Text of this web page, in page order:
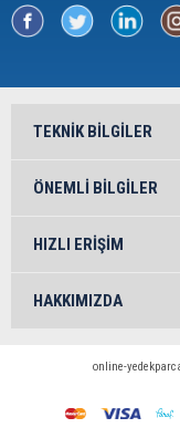
TEKNIK BILGILER
ÖNEMLI BILGILER
HIZLI ERIŞIM
HAKKIMIZDA
online-